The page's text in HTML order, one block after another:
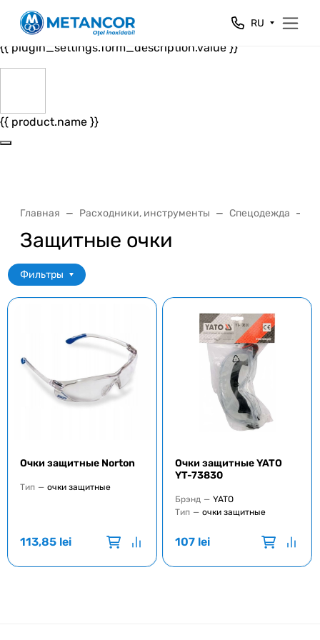
Close
{{ plugin_settings.form_header.value }}
{{ plugin_settings.form_description.value }}
{{ product.name }}
RU
Главная Расходники, инструменты Спецодежда
Защитные очки
Фильтры
Очки защитные Norton
Тип — очки защитные
113,85 lei
Очки защитные YATO
YT-73830
Брэнд — YATO
Тип — очки защитные
107 lei